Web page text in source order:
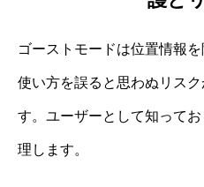
ゴーストモードは位置情報
使い方を誤ると思わぬリス
す。ユーザーとして知って
理します。